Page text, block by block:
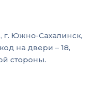
г. Южно-Сахалинск,
на двери – 18,
стороны.